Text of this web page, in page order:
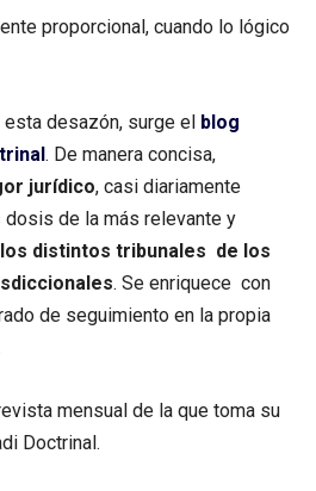
proporcional, cuando lo lógico
esta desazón, surge el blog
. De manera concisa,
jurídico, casi diariamente
de la más relevante y
distintos tribunales de los
. Se enriquece con
de seguimiento en la propia
mensual de la que toma su
Doctrinal.